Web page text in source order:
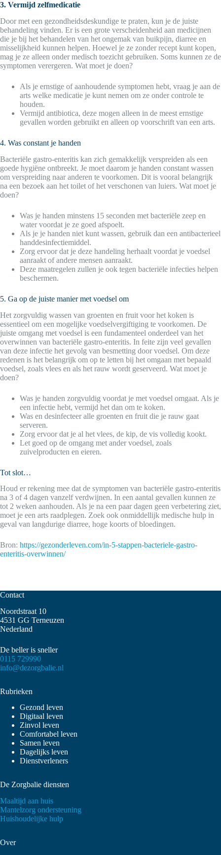
3. Vermijd zelfmedicatie
Door met een gezondheidsdeskundige te praten, kun je de juiste
behandeling vinden. Er is een grote verscheidenheid aan medicijnen
die je bij het behandelen van het ongemak van buikpijn, diarree en
misselijkheid kunnen helpen. Hoewel je ze zonder recept kunt kopen,
mag je ze alleen onder medisch toezicht gebruiken. Soms kunnen ze de
symptomen verergeren. Wat moet je doen?
Als je ernstige of aanhoudende symptomen hebt, vraag je aan de
arts welke medicatie je kunt nemen om ze onder controle te
houden.
Vermijd antibiotica, deze mogen alleen in de meest ernstige
gevallen worden gebruikt en alleen op voorschrift van een arts.
4. Was constant je handen
Bacteriële gastro-enteritis kan zich gemakkelijk verspreiden als een
goede hygiëne ontbreekt. Je moet daarom je handen constant wassen
om verspreiding naar anderen te voorkomen. Dit is vooral belangrijk
na een bezoek aan het toilet of het verschonen van luiers. Wat moet je
doen?
Was je handen minstens 15 seconden met bacteriële zeep en
water voordat je ze goed afspoelt.
Als je je handen niet kunt wassen, gebruik dan een antibacterieel
handdesinfectiemiddel.
Zorg ervoor dat je deze handeling herhaalt voordat je voedsel
aanraakt of andere mensen aanraakt.
Deze maatregelen zullen je ook tegen bacteriële infecties helpen
beschermen.
5. Ga op de juiste manier met voedsel om
Het zorgvuldig wassen van groenten en fruit voor het koken is
essentieel om een mogelijke voedselvergiftiging te voorkomen. De
juiste omgang met voedsel is een fundamenteel onderdeel van het
overwinnen van bacteriële gastro-enteritis. In feite zijn veel gevallen
van deze infectie het gevolg van besmetting door voedsel. Om deze
redenen is het belangrijk om op te letten bij het omgaan met bepaald
voedsel, zoals vlees en als het rauw wordt geserveerd. Wat moet je
doen?
Was je handen zorgvuldig voordat je met voedsel omgaat. Als je
een infectie hebt, vermijd het dan om te koken.
Was en desinfecteer alle groenten en fruit die je rauw gaat
serveren.
Zorg ervoor dat je al het vlees, de kip, de vis volledig kookt.
Let goed op de omgang met ander voedsel, zoals
zuivelproducten en eieren.
Tot slot…
Houd er rekening mee dat de symptomen van bacteriële gastro-enteritis
na 3 of 4 dagen vanzelf verdwijnen. In een aantal gevallen kunnen ze
tot 2 weken aanhouden. Als je na een paar dagen geen verbetering ziet,
moet je een arts raadplegen. Zoek ook onmiddellijk medische hulp in
geval van langdurige diarree, hoge koorts of bloedingen.
Bron: https://gezonderleven.com/in-5-stappen-bacteriele-gastro-
enteritis-overwinnen/
Contact
Noordstraat 10
4531 GG Terneuzen
Nederland
De beller is sneller
0115 729990
info@dezorgbalie.nl
Rubrieken
Gezond leven
Digitaal leven
Zinvol leven
Comfortabel leven
Samen leven
Dagelijks leven
Dienstverleners
De Zorgbalie diensten
Maaltijd aan huis
Mantelzorg ondersteuning
Huishoudelijke hulp
Over